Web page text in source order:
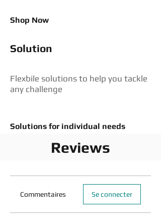
Shop Now
Solution
Flexbile solutions to help you tackle
any challenge
Solutions for individual needs
Reviews
Commentaires Se connecter